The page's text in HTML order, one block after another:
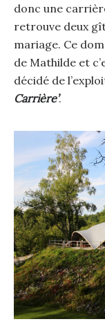
donc une
retrouve deux
mariage. Ce
de Mathilde et
décidé de
Carrière’.